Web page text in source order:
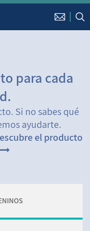
para cada
Si no sabes qué
ayudarte.
el producto